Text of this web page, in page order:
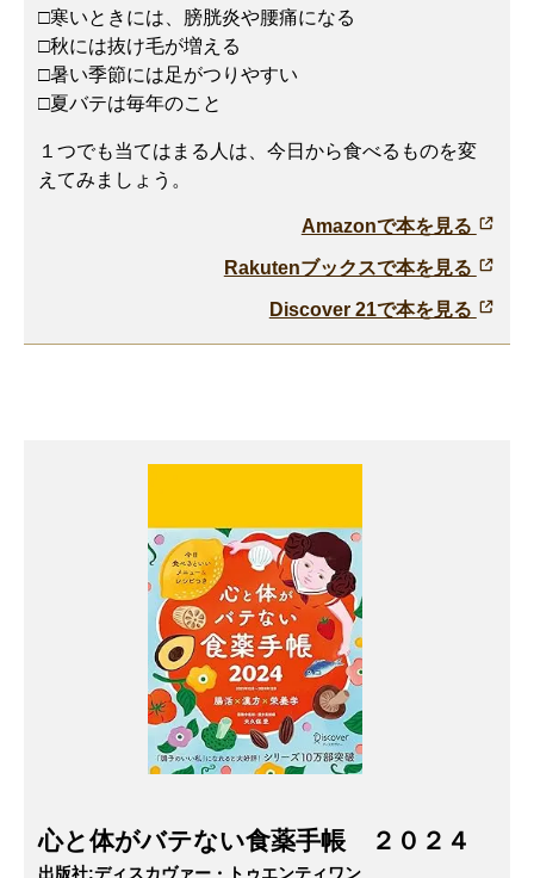
□寒いときには、膀胱炎や腰痛になる
□秋には抜け毛が増える
□暑い季節には足がつりやすい
□夏バテは毎年のこと
１つでも当てはまる人は、今日から食べるものを変
えてみましょう。
Amazonで本を見る
Rakutenブックスで本を見る
Discover 21で本を見る
心と体がバテない食薬手帳 ２０２４
出版社:ディスカヴァー・トゥエンティワン